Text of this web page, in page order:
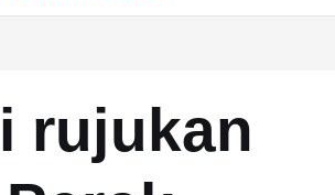
rujukan